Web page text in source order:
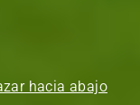
hacia abajo